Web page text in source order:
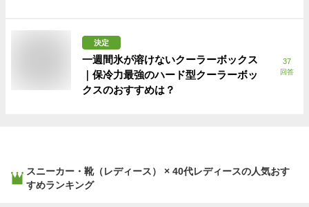
決定
一週間氷が溶けないクーラーボックス
｜保冷力最強のハード型クーラーボッ
クスのおすすめは？
37
回答
スニーカー・靴（レディース） × 40代レディースの人気おす
すめランキング